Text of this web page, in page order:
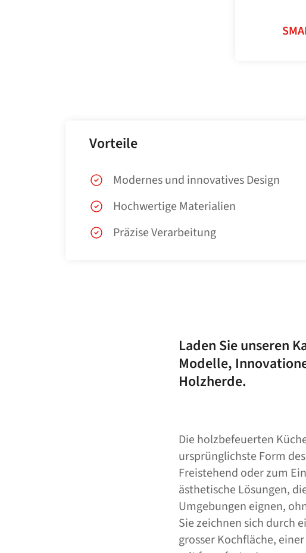
Vorteile
Modernes und innovatives Design
Hochwertige Materialien
Präzise Verarbeitung
Laden Sie unseren
Modelle,
Holzherde.
Die holzbefeuerten
ursprünglichste Form
Freistehend oder zum
ästhetische Lösungen,
Umgebungen eignen,
Sie zeichnen sich durch
grosser Kochfläche,